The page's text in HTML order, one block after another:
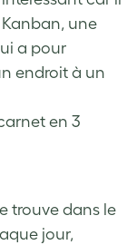
une
a pour
endroit à un
en 3
trouve dans le
jour,